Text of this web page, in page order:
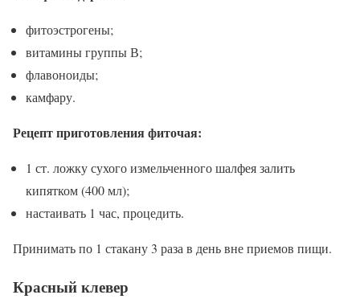
фитоэстрогены;
витамины группы В;
флавоноиды;
камфару.
Рецепт приготовления фиточая:
1 ст. ложку сухого измельченного шалфея залить
кипятком (400 мл);
настаивать 1 час, процедить.
Принимать по 1 стакану 3 раза в день вне приемов пищи.
Красный клевер